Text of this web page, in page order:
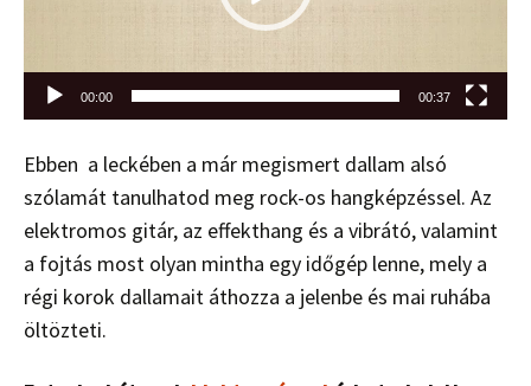
00:00 00:37
Ebben a leckében a már megismert dallam alsó
szólamát tanulhatod meg rock-os hangképzéssel. Az
elektromos gitár, az effekthang és a vibrátó, valamint
a fojtás most olyan mintha egy időgép lenne, mely a
régi korok dallamait áthozza a jelenbe és mai ruhába
öltözteti.